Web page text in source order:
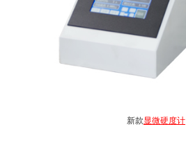
新款显微硬度计